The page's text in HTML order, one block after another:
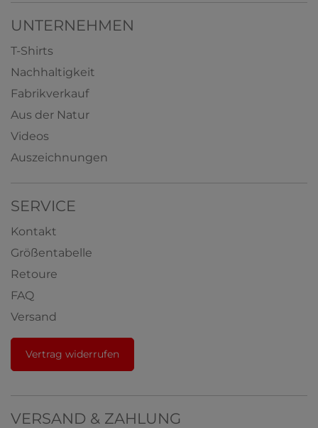
UNTERNEHMEN
T-Shirts
Nachhaltigkeit
Fabrikverkauf
Aus der Natur
Videos
Auszeichnungen
SERVICE
Kontakt
Größentabelle
Retoure
FAQ
Versand
Vertrag widerrufen
VERSAND & ZAHLUNG